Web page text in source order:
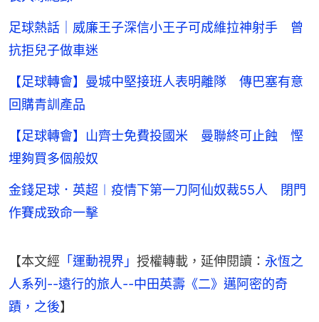
足球熱話｜威廉王子深信小王子可成維拉神射手 曾
抗拒兒子做車迷
【足球轉會】曼城中堅接班人表明離隊 傳巴塞有意
回購青訓產品
【足球轉會】山齊士免費投國米 曼聯終可止蝕 慳
埋夠買多個般奴
金錢足球．英超︱疫情下第一刀阿仙奴裁55人 閉門
作賽成致命一擊
【本文經 「運動視界」 授權轉載，延伸閱讀： 永恆之
人系列--遠行的旅人--中田英壽《二》邁阿密的奇
蹟，之後】